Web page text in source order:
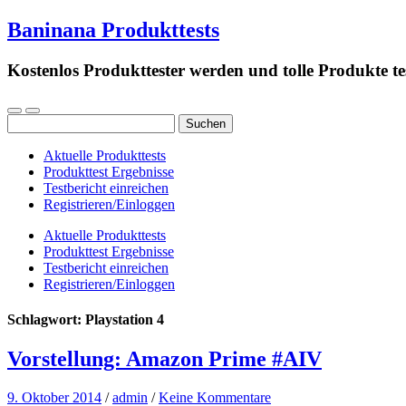
Baninana Produkttests
Kostenlos Produkttester werden und tolle Produkte
nach:
Aktuelle Produkttests
Produkttest Ergebnisse
Testbericht einreichen
Registrieren/Einloggen
Aktuelle Produkttests
Produkttest Ergebnisse
Testbericht einreichen
Registrieren/Einloggen
Schlagwort: Playstation 4
Vorstellung: Amazon Prime #AIV
9. Oktober 2014 /admin /Keine Kommentare